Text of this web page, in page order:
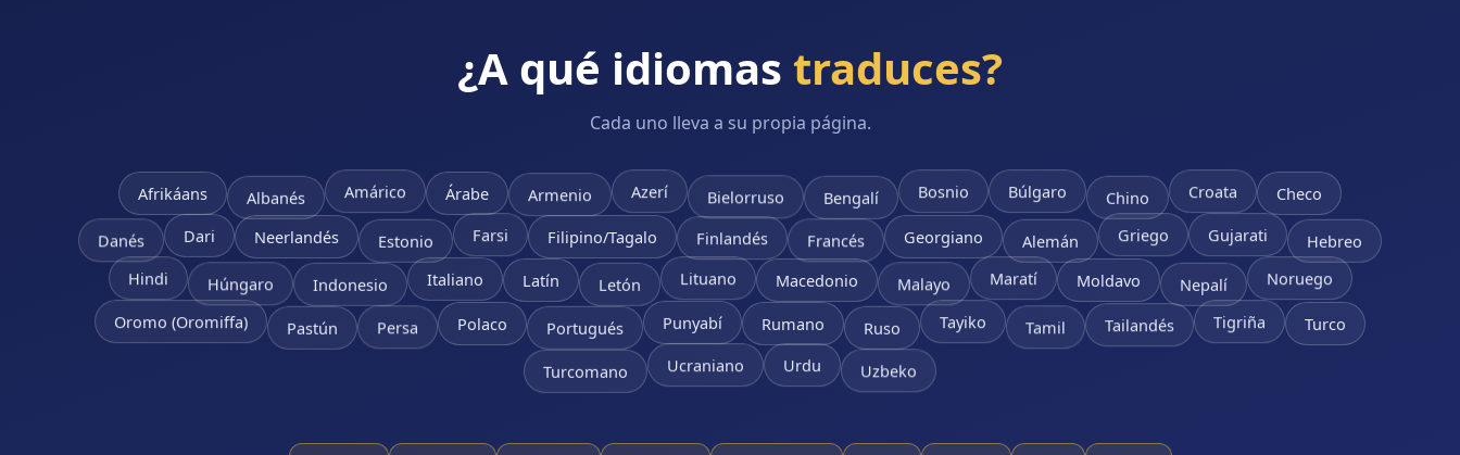
¿A qué idiomas traduces?
Cada uno lleva a su propia página.
Afrikáans Albanés Amárico Árabe Armenio Azerí Bielorruso Bengalí Bosnio Búlgaro Chino Croata Checo
Danés Dari Neerlandés Estonio Farsi Filipino/Tagalo Finlandés Francés Georgiano Alemán Griego Gujarati
Hebreo
Hindi
Húngaro Indonesio Italiano Latín Letón Lituano Macedonio Malayo Maratí Moldavo Nepalí
Noruego
Oromo (Oromiffa)
Pastún Persa Polaco Portugués Punyabí Rumano Ruso Tayiko Tamil Tailandés Tigriña Turco
Turcomano Ucraniano Urdu Uzbeko